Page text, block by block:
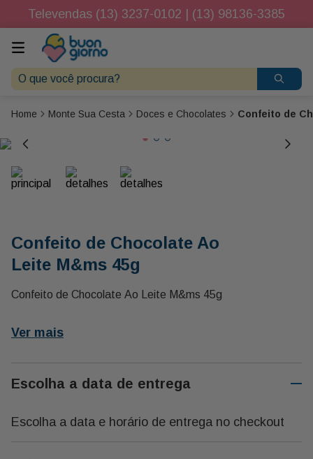
Televendas (13) 3237-0102 | (13) 98136-3385
O que você procura?
Monte Sua Cesta Doces e Chocolates Confeito de
Confeito de Chocolate Ao
Leite M&ms 45g
Confeito de Chocolate Ao Leite M&ms 45g
Ver mais
Escolha a data de entrega
Escolha a data e horário de entrega no checkout